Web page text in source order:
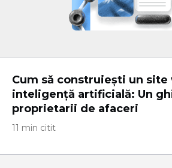
Cum să construiești un site
inteligență artificială: Un
proprietarii de afaceri
11 min citit